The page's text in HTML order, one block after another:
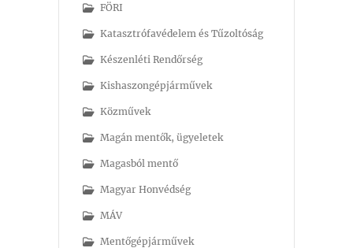
FÖRI
Katasztrófavédelem és Tűzoltóság
Készenléti Rendőrség
Kishaszongépjárművek
Közművek
Magán mentők, ügyeletek
Magasból mentő
Magyar Honvédség
MÁV
Mentőgépjárművek